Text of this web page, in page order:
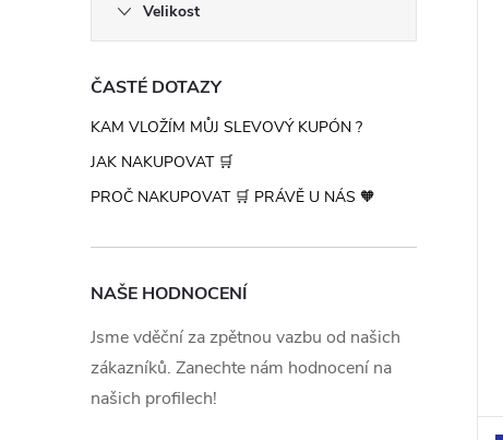
Velikost
ČASTÉ DOTAZY
KAM VLOŽÍM MŮJ SLEVOVÝ KUPÓN ?
JAK NAKUPOVAT 🛒
PROČ NAKUPOVAT 🛒 PRÁVĚ U NÁS 🧡
NAŠE HODNOCENÍ
Jsme vděční za zpětnou vazbu od našich
zákazníků. Zanechte nám hodnocení na
našich profilech!